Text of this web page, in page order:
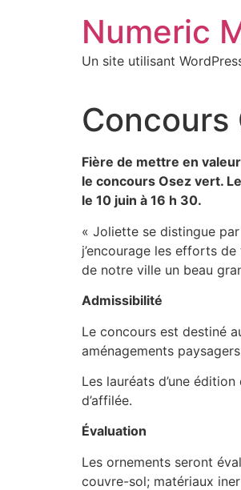
Numeric
Un site utilisant
Fière de mettre en
le concours Osez vert.
le 10 juin à 16 h 30.
« Joliette se distingue
j’encourage les efforts
de notre ville un beau
Admissibilité
Le concours est destiné
aménagements
Les lauréats d’une
d’affilée.
Évaluation
Les ornements seront
couvre-sol; matériaux